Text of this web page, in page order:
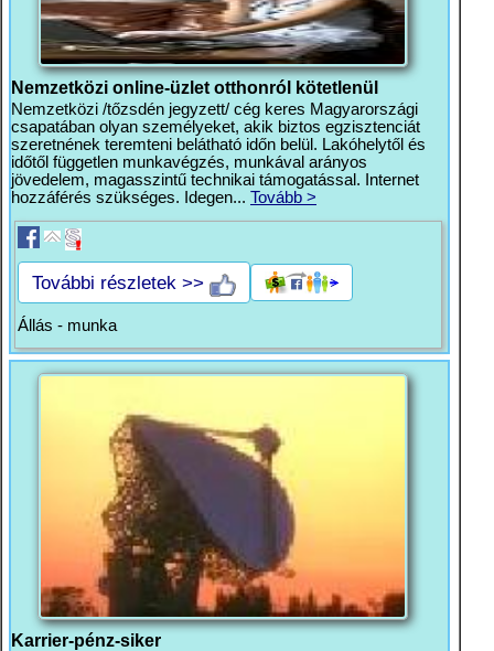
Nemzetközi online-üzlet otthonról kötetlenül
Nemzetközi /tőzsdén jegyzett/ cég keres Magyarországi
csapatában olyan személyeket, akik biztos egzisztenciát
szeretnének teremteni belátható időn belül. Lakóhelytől és
időtől független munkavégzés, munkával arányos
jövedelem, magasszintű technikai támogatással. Internet
hozzáférés szükséges. Idegen... Tovább >
További részletek >>
Állás - munka
Karrier-pénz-siker